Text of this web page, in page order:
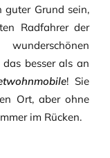
guter Grund sein,
Radfahrer der
besser als an
! Sie
Ort, aber ohne
im Rücken.